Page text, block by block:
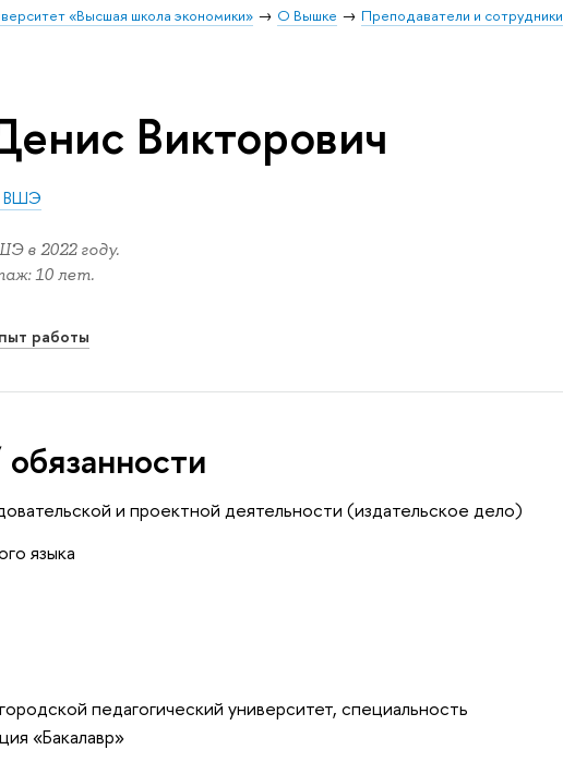
«Высшая школа экономики» О Вышке Преподаватели и сотрудники
Викторович
ВШЭ
в 2022 году.
10 лет.
работы
и проектной деятельности (издательское дело)
языка
педагогический университет, специальность
«Бакалавр»